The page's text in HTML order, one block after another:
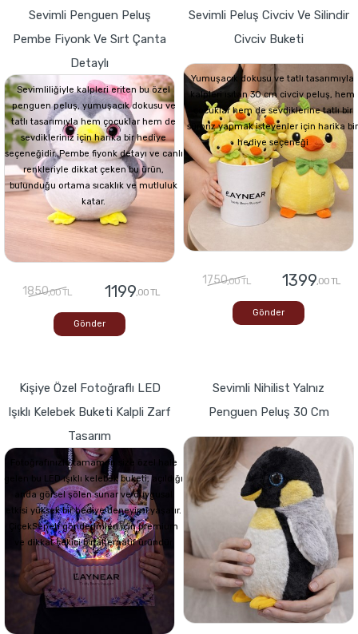
Sevimli Penguen Peluş
Pembe Fiyonk Ve Sırt Çanta
Detaylı
Sevimliliğiyle kalpleri eriten bu özel
penguen peluş, yumuşacık dokusu ve
tatlı tasarımıyla hem çocuklar hem de
sevdikleriniz için harika bir hediye
seçeneğidir. Pembe fiyonk detayı ve canlı
renkleriyle dikkat çeken bu ürün,
bulunduğu ortama sıcaklık ve mutluluk
katar.
1850,00 TL 1199,00 TL
Gönder
Sevimli Peluş Civciv Ve Silindir
Civciv Buketi
Yumuşacık dokusu ve tatlı tasarımıyla
kalpleri ısıtan 30 cm civciv peluş, hem
çocuklar hem de sevdiklerine tatlı bir
sürpriz yapmak isteyenler için harika bir
hediye seçeneği
1750,00 TL 1399,00 TL
Gönder
Kişiye Özel Fotoğraflı LED
Işıklı Kelebek Buketi Kalpli Zarf
Tasarım
Fotoğrafınızla tamamen size özel hale
gelen bu LED ışıklı kelebek buketi, açıldığı
anda görsel şölen sunar ve duygusal
etkisi yüksek bir hediye deneyimi yaşatır.
ÇiçekSepeti gönderimleri için premium
ve dikkat çekici bir alternatif üründür
Sevimli Nihilist Yalnız
Penguen Peluş 30 Cm